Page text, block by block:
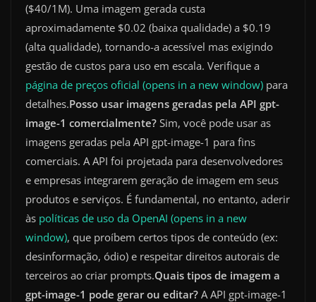
($40/1M). Uma imagem gerada custa
aproximadamente $0.02 (baixa qualidade) a $0.19
(alta qualidade), tornando-a acessível mas exigindo
gestão de custos para uso em escala. Verifique a
página de preços oficial (opens in a new window) para
detalhes.Posso usar imagens geradas pela API gpt-
image-1 comercialmente? Sim, você pode usar as
imagens geradas pela API gpt-image-1 para fins
comerciais. A API foi projetada para desenvolvedores
e empresas integrarem geração de imagem em seus
produtos e serviços. É fundamental, no entanto, aderir
às políticas de uso da OpenAI (opens in a new
window), que proíbem certos tipos de conteúdo (ex:
desinformação, ódio) e respeitar direitos autorais de
terceiros ao criar prompts.Quais tipos de imagem a
gpt-image-1 pode gerar ou editar? A API gpt-image-1